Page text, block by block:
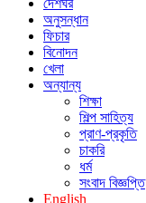
দেশঘর
অনুসন্ধান
ফিচার
বিনোদন
খেলা
অন্যান্য
শিক্ষা
শিল্প সাহিত্য
প্রাণ-প্রকৃতি
চাকরি
ধর্ম
সংবাদ বিজ্ঞপ্তি
English